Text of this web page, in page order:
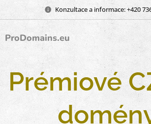
Konzultace a informace: +420
ProDomains.eu
Prémiové